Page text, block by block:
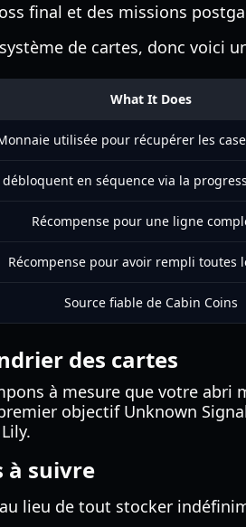
final et des missions
de cartes, donc voici
What It Does
utilisée pour récupérer les
débloquent en séquence via la
Récompense pour une ligne
Récompense pour avoir rempli toutes
Source fiable de Cabin Coins
des cartes
à mesure que votre
objectif Unknown
à suivre
lieu de tout stocker